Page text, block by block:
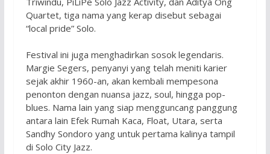
Quartet, tiga nama yang kerap disebut sebagai
“local pride” Solo.
Festival ini juga menghadirkan sosok legendaris.
Margie Segers, penyanyi yang telah meniti karier
sejak akhir 1960-an, akan kembali mempesona
penonton dengan nuansa jazz, soul, hingga pop-
blues. Nama lain yang siap mengguncang panggung
antara lain Efek Rumah Kaca, Float, Utara, serta
Sandhy Sondoro yang untuk pertama kalinya tampil
di Solo City Jazz.